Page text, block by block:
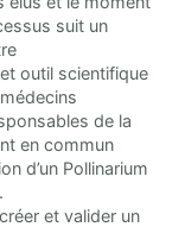
suit un
outil scientifique
de la
en commun
d’un Pollinarium
et valider un